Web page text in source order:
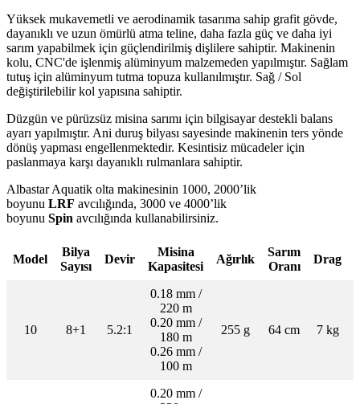
Yüksek mukavemetli ve aerodinamik tasarıma sahip grafit gövde,
dayanıklı ve uzun ömürlü atma teline, daha fazla güç ve daha iyi
sarım yapabilmek için güçlendirilmiş dişlilere sahiptir. Makinenin
kolu, CNC'de işlenmiş alüminyum malzemeden yapılmıştır. Sağlam
tutuş için alüminyum tutma topuza kullanılmıştır. Sağ / Sol
değiştirilebilir kol yapısına sahiptir.
Düzgün ve pürüzsüz misina sarımı için bilgisayar destekli balans
ayarı yapılmıştır. Ani duruş bilyası sayesinde makinenin ters yönde
dönüş yapması engellenmektedir. Kesintisiz mücadeler için
paslanmaya karşı dayanıklı rulmanlara sahiptir.
Albastar Aquatik olta makinesinin 1000, 2000’lik
boyunu LRF avcılığında, 3000 ve 4000’lik
boyunu Spin avcılığında kullanabilirsiniz.
Model
Bilya
Sayısı
Devir
Misina
Kapasitesi
Ağırlık
Sarım
Oranı
Drag
10 8+1 5.2:1
0.18 mm /
220 m
0.20 mm /
180 m
0.26 mm /
100 m
255 g 64 cm 7 kg
0.20 mm /